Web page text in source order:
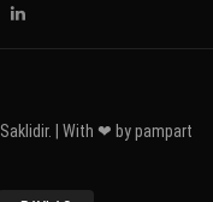
| With ❤ bypampart